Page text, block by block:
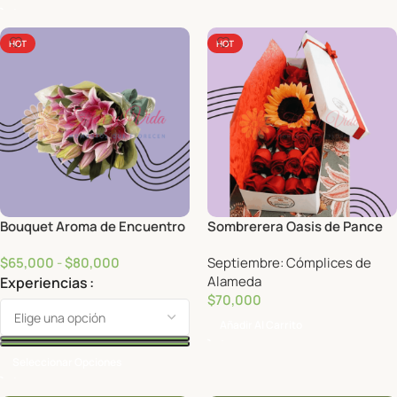
HOT
Bouquet Aroma de Encuentro
$65,000 -$80,000
Experiencias
HOT
Sombrerera Oasis de Pance
Septiembre: Cómplices de
Alameda
$70,000